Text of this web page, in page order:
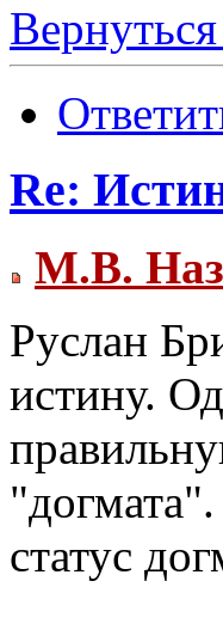
Re:
М.В.
Руслан
истину.
статус